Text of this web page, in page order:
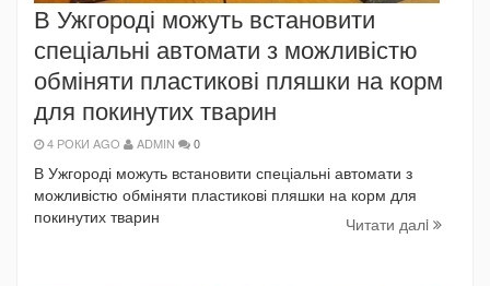
В Ужгороді можуть встановити
спеціальні автомати з можливістю
обміняти пластикові пляшки на корм
для покинутих тварин
4 РОКИ AGO ADMIN 0
В Ужгороді можуть встановити спеціальні автомати з
можливістю обміняти пластикові пляшки на корм для
покинутих тварин
Читати далi